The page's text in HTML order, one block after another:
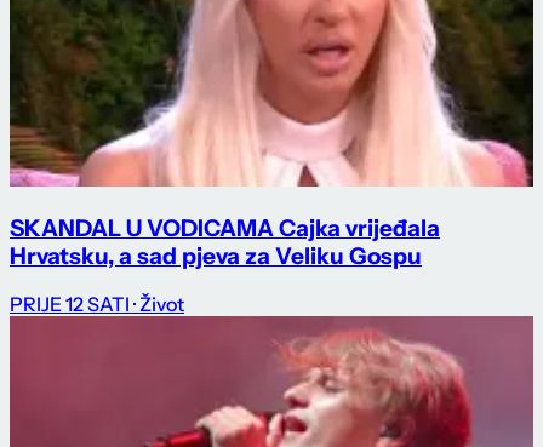
SKANDAL U VODICAMA Cajka vrijeđala
Hrvatsku, a sad pjeva za Veliku Gospu
PRIJE 12 SATI · Život